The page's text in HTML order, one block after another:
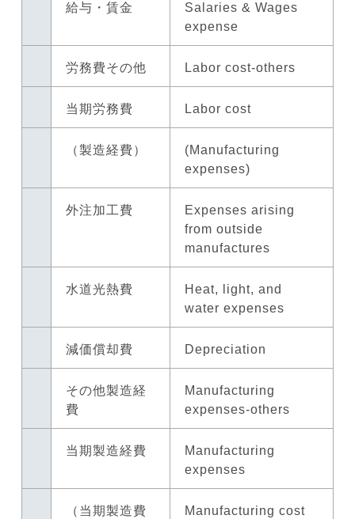
給与・賃金
Salaries & Wages
expense
労務費その他 Labor cost-others
当期労務費 Labor cost
（製造経費）
(Manufacturing
expenses)
外注加工費
Expenses arising
from outside
manufactures
水道光熱費
Heat, light, and
water expenses
減価償却費 Depreciation
その他製造経
費
Manufacturing
expenses-others
当期製造経費
Manufacturing
expenses
（当期製造費
Manufacturing cost